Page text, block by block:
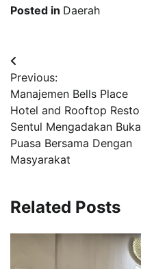
Posted in Daerah
Post
navigation
Previous:
Manajemen Bells Place
Hotel and Rooftop Resto
Sentul Mengadakan Buka
Puasa Bersama Dengan
Masyarakat
Related Posts